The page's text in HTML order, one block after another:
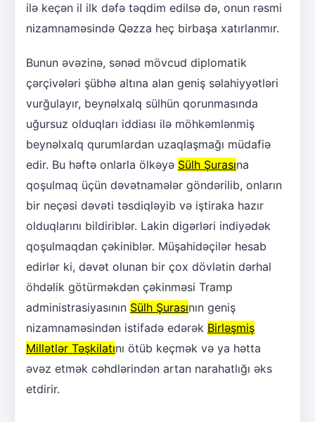
ilə keçən il ilk dəfə təqdim edilsə də, onun rəsmi
nizamnaməsində Qəzza heç birbaşa xatırlanmır.
Bunun əvəzinə, sənəd mövcud diplomatik
çərçivələri şübhə altına alan geniş səlahiyyətləri
vurğulayır, beynəlxalq sülhün qorunmasında
uğursuz olduqları iddiası ilə möhkəmlənmiş
beynəlxalq qurumlardan uzaqlaşmağı müdafiə
edir. Bu həftə onlarla ölkəyə Sülh Şurasına
qoşulmaq üçün dəvətnamələr göndərilib, onların
bir neçəsi dəvəti təsdiqləyib və iştiraka hazır
olduqlarını bildiriblər. Lakin digərləri indiyədək
qoşulmaqdan çəkiniblər. Müşahidəçilər hesab
edirlər ki, dəvət olunan bir çox dövlətin dərhal
öhdəlik götürməkdən çəkinməsi Tramp
administrasiyasının Sülh Şurasının geniş
nizamnaməsindən istifadə edərək Birləşmiş
Millətlər Təşkilatını ötüb keçmək və ya hətta
əvəz etmək cəhdlərindən artan narahatlığı əks
etdirir.